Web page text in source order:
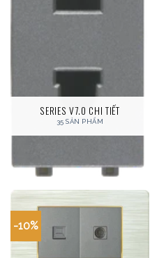
SERIES V7.0 CHI TIẾT
35 SẢN PHẨM
-10%